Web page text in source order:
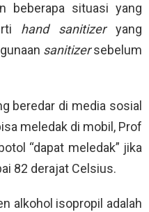
beberapa situasi yang
hand sanitizeryang
sanitizersebelum
beredar di media sosial
meledak di mobil, Prof
“dapat meledak” jika
82 derajat Celsius.
alkohol isopropil adalah